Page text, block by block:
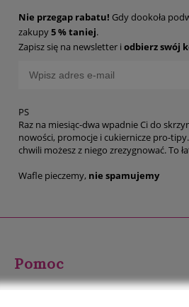
Nie przegap rabatu! Gdy dookoła
zakupy5 % taniej.
Zapisz się na newsletter i odbierz swój
PS
Raz na miesiąc-dwa wpadnie Ci do
nowości, promocje i cukiernicze pro-
chwili możesz z niego zrezygnować.
Wafle pieczemy, nie spamujemy
Pomoc